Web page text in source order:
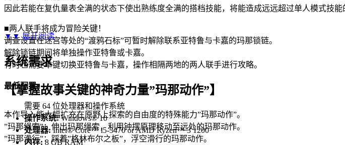
因此若能在复仇量表全满的状态下使出熟练度全满的搭档技能，将能造成远远超过单人模式技能
■两人联手将成为冒险关键！
调查设置在迷宫等处的“渡鸦石标”可暂时解除联系亚特鲁与卡嘉的玛那锁链。
解除锁链期间将单独操作亚特鲁或卡嘉。
有时也需要单键切换亚特鲁与卡嘉，操作相隔两地的两人联手进行攻略。
【掌握故事关键的神奇力量”玛那动作”】
本作导入能大幅扩充在原野上探索的自由度的特殊能力”玛那动作”。
”玛那绳索”：伸出玛那绳索，利用钟摆原理移动至远处的玛那动作。
”玛那滑行”：踩着”格林布尔之板”，浮空滑行的玛那动作。
▼▼展开阅读
系统需求
最低配置:
需要 64 位处理器和操作系统
操作系统:Windows® 10
处理器: Intel® Core™ i5-3470 or AMD Ryzen™ 3 1200
内存: 8 GB RAM